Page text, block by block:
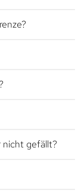
nicht gefällt?